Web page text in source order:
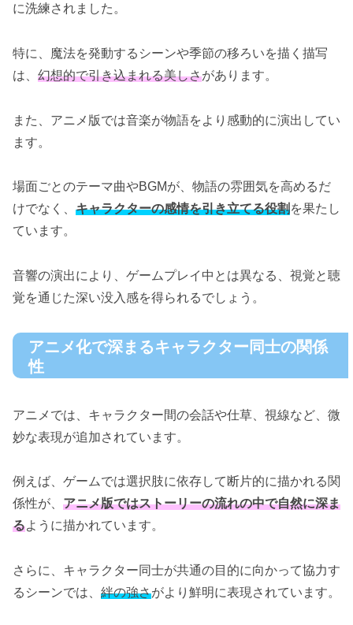
に洗練されました。
特に、魔法を発動するシーンや季節の移ろいを描く描写
は、 幻想的で引き込まれる美しさがあります。
また、アニメ版では音楽が物語をより感動的に演出してい
ます。
場面ごとのテーマ曲やBGMが、物語の雰囲気を高めるだ
けでなく、 キャラクターの感情を引き立てる役割を果たし
ています。
音響の演出により、ゲームプレイ中とは異なる、視覚と聴
覚を通じた深い没入感を得られるでしょう。
アニメ化で深まるキャラクター同士の関係
性
アニメでは、キャラクター間の会話や仕草、視線など、微
妙な表現が追加されています。
例えば、ゲームでは選択肢に依存して断片的に描かれる関
係性が、 アニメ版ではストーリーの流れの中で自然に深ま
るように描かれています。
さらに、キャラクター同士が共通の目的に向かって協力す
るシーンでは、 絆の強さがより鮮明に表現されています。